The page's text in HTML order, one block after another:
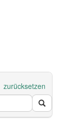
zurücksetzen